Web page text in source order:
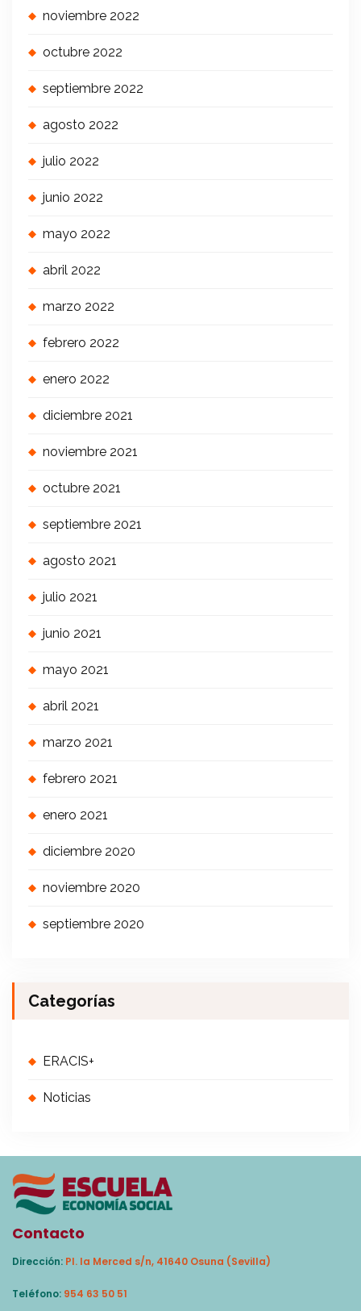
noviembre 2022
octubre 2022
septiembre 2022
agosto 2022
julio 2022
junio 2022
mayo 2022
abril 2022
marzo 2022
febrero 2022
enero 2022
diciembre 2021
noviembre 2021
octubre 2021
septiembre 2021
agosto 2021
julio 2021
junio 2021
mayo 2021
abril 2021
marzo 2021
febrero 2021
enero 2021
diciembre 2020
noviembre 2020
septiembre 2020
Categorías
ERACIS+
Noticias
Contacto
Dirección: Pl. la Merced s/n, 41640 Osuna (Sevilla)
Teléfono: 954 63 50 51